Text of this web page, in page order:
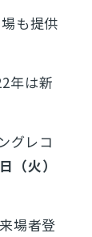
も提供
年は新
グレコ
（火）
場者登